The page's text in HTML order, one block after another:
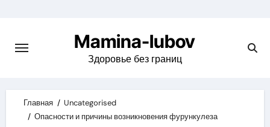
content
Mamina-lubov
Здоровье без границ
Главная
Uncategorised
Опасности и причины возникновения фурункулеза